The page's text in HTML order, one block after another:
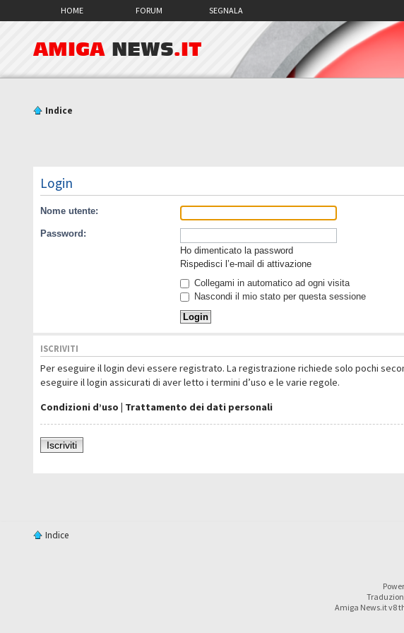
HOME FORUM SEGNALA
AMIGA NEWS.IT
Indice
Login
Nome utente:
Password:
Ho dimenticato la password
Rispedisci l’e-mail di attivazione
Collegami in automatico ad ogni visita
Nascondi il mio stato per questa sessione
ISCRIVITI
Per eseguire il login devi essere registrato. La registrazione richiede solo pochi
eseguire il login assicurati di aver letto i termini d’uso e le varie regole.
Condizioni d’uso | Trattamento dei dati personali
Iscriviti
Indice
Amiga News.it v8